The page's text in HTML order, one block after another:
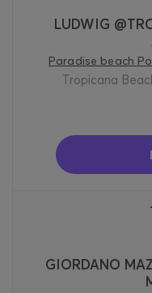
LUDWIG
Paradise beach
Tropicana
GIORDANO